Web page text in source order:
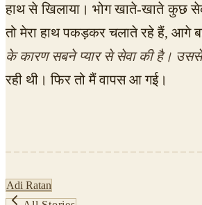
हाथ से खिलाया। भोग खाते-खाते कुछ
तो मेरा हाथ पकड़कर चलाते रहे हैं, आगे
के कारण सबने प्यार से सेवा की है। उससे
रही थी। फिर तो मैं वापस आ गई।
Adi Ratan